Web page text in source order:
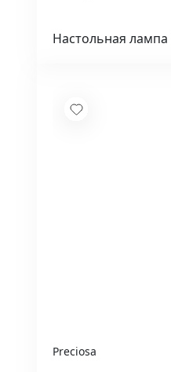
Настольная лампа
Preciosa